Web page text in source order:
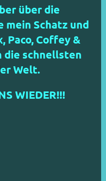
über die
mein Schatz und
Paco, Coffey &
die schnellsten
Welt.
WIEDER!!!